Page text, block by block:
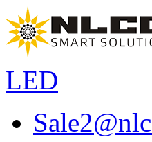
LED
Sale2@